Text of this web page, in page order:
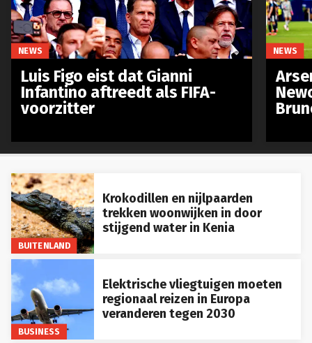
BUITENLAND
Krokodillen en nijlpaarden
trekken woonwijken in door
stijgend water in Kenia
BUSINESS
Elektrische vliegtuigen moeten
regionaal reizen in Europa
veranderen tegen 2030
NEWS
Luis Figo eist dat Gianni
Infantino aftreedt als FIFA-
voorzitter
NEWS